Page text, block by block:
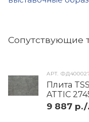
Cопутствующие
АРТ.
Плита
ATTIC
9 887